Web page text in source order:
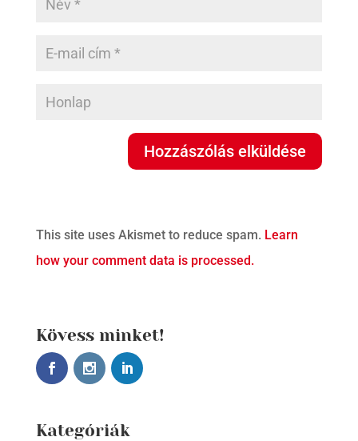
This site uses Akismet to reduce spam. Learn
how your comment data is processed.
Kövess minket!
Kategóriák